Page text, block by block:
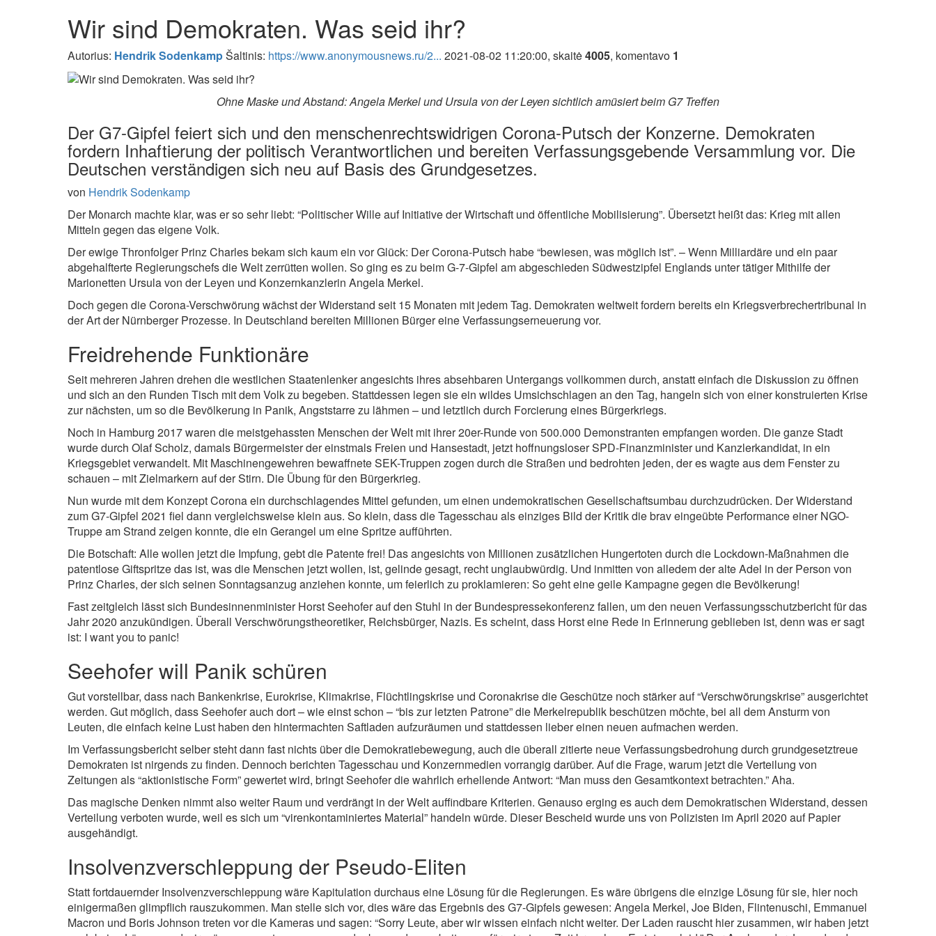
Wir sind Demokraten. Was seid ihr?
Autorius: Hendrik SodenkampŠaltinis: https://www.anonymousnews.ru/2... 2021-08-02 11:20:00, skaitė4005, komentavo 1
Ohne Maske und Abstand: Angela Merkel und Ursula von der Leyen sichtlich amüsiert beim G7 Treffen
Der G7-Gipfel feiert sich und den menschenrechtswidrigen Corona-Putsch der Konzerne. Demokraten
fordern Inhaftierung der politisch Verantwortlichen und bereiten Verfassungsgebende Versammlung vor. Die
Deutschen verständigen sich neu auf Basis des Grundgesetzes.
von Hendrik Sodenkamp
Der Monarch machte klar, was er so sehr liebt: “Politischer Wille auf Initiative der Wirtschaft und öffentliche Mobilisierung”. Übersetzt heißt das: Krieg mit allen
Mitteln gegen das eigene Volk.
Der ewige Thronfolger Prinz Charles bekam sich kaum ein vor Glück: Der Corona-Putsch habe “bewiesen, was möglich ist”. – Wenn Milliardäre und ein paar
abgehalfterte Regierungschefs die Welt zerrütten wollen. So ging es zu beim G-7-Gipfel am abgeschieden Südwestzipfel Englands unter tätiger Mithilfe der
Marionetten Ursula von der Leyen und Konzernkanzlerin Angela Merkel.
Doch gegen die Corona-Verschwörung wächst der Widerstand seit 15 Monaten mit jedem Tag. Demokraten weltweit fordern bereits ein Kriegsverbrechertribunal in
der Art der Nürnberger Prozesse. In Deutschland bereiten Millionen Bürger eine Verfassungserneuerung vor.
Freidrehende Funktionäre
Seit mehreren Jahren drehen die westlichen Staatenlenker angesichts ihres absehbaren Untergangs vollkommen durch, anstatt einfach die Diskussion zu öffnen
und sich an den Runden Tisch mit dem Volk zu begeben. Stattdessen legen sie ein wildes Umsichschlagen an den Tag, hangeln sich von einer konstruierten Krise
zur nächsten, um so die Bevölkerung in Panik, Angststarre zu lähmen – und letztlich durch Forcierung eines Bürgerkriegs.
Noch in Hamburg 2017 waren die meistgehassten Menschen der Welt mit ihrer 20er-Runde von 500.000 Demonstranten empfangen worden. Die ganze Stadt
wurde durch Olaf Scholz, damals Bürgermeister der einstmals Freien und Hansestadt, jetzt hoffnungsloser SPD-Finanzminister und Kanzlerkandidat, in ein
Kriegsgebiet verwandelt. Mit Maschinengewehren bewaffnete SEK-Truppen zogen durch die Straßen und bedrohten jeden, der es wagte aus dem Fenster zu
schauen – mit Zielmarkern auf der Stirn. Die Übung für den Bürgerkrieg.
Nun wurde mit dem Konzept Corona ein durchschlagendes Mittel gefunden, um einen undemokratischen Gesellschaftsumbau durchzudrücken. Der Widerstand
zum G7-Gipfel 2021 fiel dann vergleichsweise klein aus. So klein, dass die Tagesschau als einziges Bild der Kritik die brav eingeübte Performance einer NGO-
Truppe am Strand zeigen konnte, die ein Gerangel um eine Spritze aufführten.
Die Botschaft: Alle wollen jetzt die Impfung, gebt die Patente frei! Das angesichts von Millionen zusätzlichen Hungertoten durch die Lockdown-Maßnahmen die
patentlose Giftspritze das ist, was die Menschen jetzt wollen, ist, gelinde gesagt, recht unglaubwürdig. Und inmitten von alledem der alte Adel in der Person von
Prinz Charles, der sich seinen Sonntagsanzug anziehen konnte, um feierlich zu proklamieren: So geht eine geile Kampagne gegen die Bevölkerung!
Fast zeitgleich lässt sich Bundesinnenminister Horst Seehofer auf den Stuhl in der Bundespressekonferenz fallen, um den neuen Verfassungsschutzbericht für das
Jahr 2020 anzukündigen. Überall Verschwörungstheoretiker, Reichsbürger, Nazis. Es scheint, dass Horst eine Rede in Erinnerung geblieben ist, denn was er sagt
ist: I want you to panic!
Seehofer will Panik schüren
Gut vorstellbar, dass nach Bankenkrise, Eurokrise, Klimakrise, Flüchtlingskrise und Coronakrise die Geschütze noch stärker auf “Verschwörungskrise” ausgerichtet
werden. Gut möglich, dass Seehofer auch dort – wie einst schon – “bis zur letzten Patrone” die Merkelrepublik beschützen möchte, bei all dem Ansturm von
Leuten, die einfach keine Lust haben den hintermachten Saftladen aufzuräumen und stattdessen lieber einen neuen aufmachen werden.
Im Verfassungsbericht selber steht dann fast nichts über die Demokratiebewegung, auch die überall zitierte neue Verfassungsbedrohung durch grundgesetztreue
Demokraten ist nirgends zu finden. Dennoch berichten Tagesschau und Konzernmedien vorrangig darüber. Auf die Frage, warum jetzt die Verteilung von
Zeitungen als “aktionistische Form” gewertet wird, bringt Seehofer die wahrlich erhellende Antwort: “Man muss den Gesamtkontext betrachten.” Aha.
Das magische Denken nimmt also weiter Raum und verdrängt in der Welt auffindbare Kriterien. Genauso erging es auch dem Demokratischen Widerstand, dessen
Verteilung verboten wurde, weil es sich um “virenkontaminiertes Material” handeln würde. Dieser Bescheid wurde uns von Polizisten im April 2020 auf Papier
ausgehändigt.
Insolvenzverschleppung der Pseudo-Eliten
Statt fortdauernder Insolvenzverschleppung wäre Kapitulation durchaus eine Lösung für die Regierungen. Es wäre übrigens die einzige Lösung für sie, hier noch
einigermaßen glimpflich rauszukommen. Man stelle sich vor, dies wäre das Ergebnis des G7-Gipfels gewesen: Angela Merkel, Joe Biden, Flintenuschi, Emmanuel
Macron und Boris Johnson treten vor die Kameras und sagen: “Sorry Leute, aber wir wissen einfach nicht weiter. Der Laden rauscht hier zusammen, wir haben jetzt